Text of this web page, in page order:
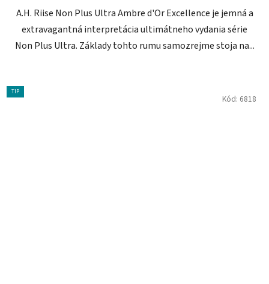
A.H. Riise Non Plus Ultra Ambre d'Or Excellence je jemná a
extravagantná interpretácia ultimátneho vydania série
Non Plus Ultra. Základy tohto rumu samozrejme stoja na...
TIP
Kód: 6818